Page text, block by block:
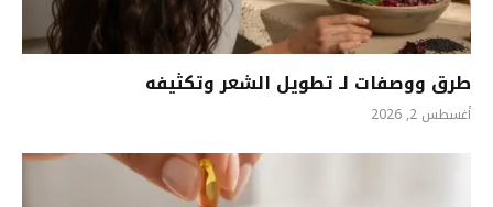
طرق ووصفات لـ تطويل الشعر وتكثيفه
أغسطس 2, 2026